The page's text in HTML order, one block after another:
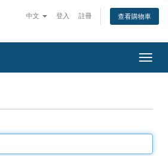
中文 登入 註冊 查看購物車
切換